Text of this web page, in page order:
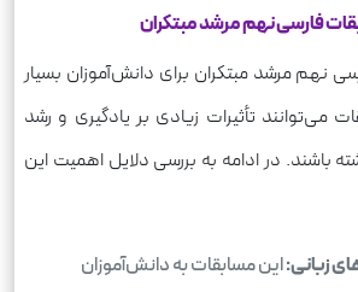
فارسی نهم مرشد مبتکران
نهم مرشد مبتکران برای دانش‌آموزان بسیار
می‌توانند تأثیرات زیادی بر یادگیری و رشد
باشند. در ادامه به بررسی دلایل اهمیت این
زبانی:این مسابقات به دانش‌آموزان